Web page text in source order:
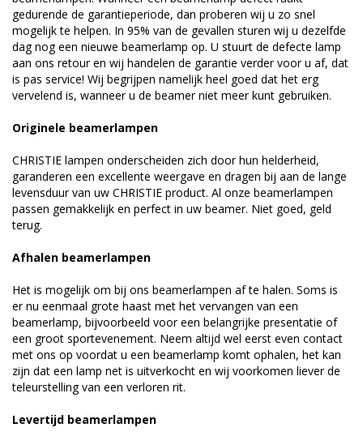
gedurende de garantieperiode, dan proberen wij u zo snel
mogelijk te helpen. In 95% van de gevallen sturen wij u dezelfde
dag nog een nieuwe beamerlamp op. U stuurt de defecte lamp
aan ons retour en wij handelen de garantie verder voor u af, dat
is pas service! Wij begrijpen namelijk heel goed dat het erg
vervelend is, wanneer u de beamer niet meer kunt gebruiken.
Originele beamerlampen
CHRISTIE lampen onderscheiden zich door hun helderheid,
garanderen een excellente weergave en dragen bij aan de lange
levensduur van uw CHRISTIE product. Al onze beamerlampen
passen gemakkelijk en perfect in uw beamer. Niet goed, geld
terug.
Afhalen beamerlampen
Het is mogelijk om bij ons beamerlampen af te halen. Soms is
er nu eenmaal grote haast met het vervangen van een
beamerlamp, bijvoorbeeld voor een belangrijke presentatie of
een groot sportevenement. Neem altijd wel eerst even contact
met ons op voordat u een beamerlamp komt ophalen, het kan
zijn dat een lamp net is uitverkocht en wij voorkomen liever de
teleurstelling van een verloren rit.
Levertijd beamerlampen